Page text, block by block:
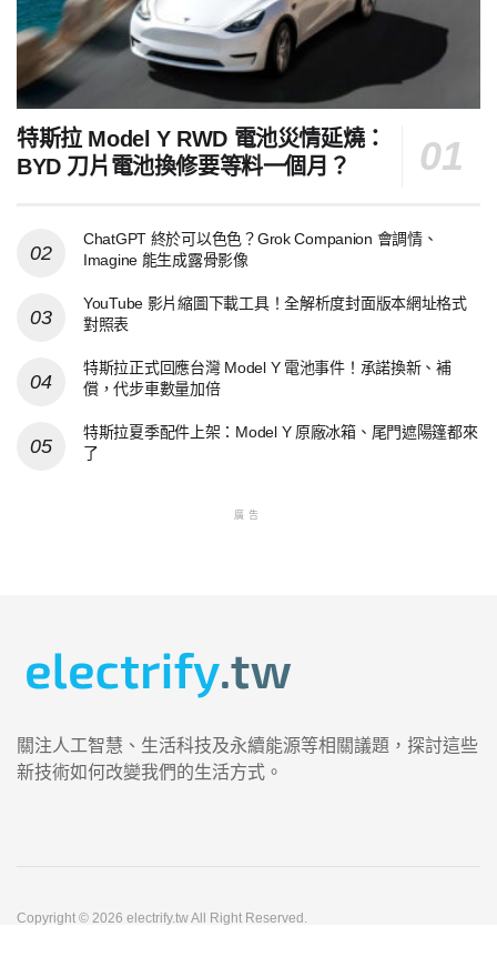
特斯拉 Model Y RWD 電池災情延燒：
BYD 刀片電池換修要等料一個月？
ChatGPT 終於可以色色？Grok Companion 會調情、
Imagine 能生成露骨影像
YouTube 影片縮圖下載工具！全解析度封面版本網址格式
對照表
特斯拉正式回應台灣 Model Y 電池事件！承諾換新、補
償，代步車數量加倍
特斯拉夏季配件上架：Model Y 原廠冰箱、尾門遮陽篷都來
了
廣告
關注人工智慧、生活科技及永續能源等相關議題，探討這些
新技術如何改變我們的生活方式。
Copyright © 2026 electrify.tw All Right Reserved.